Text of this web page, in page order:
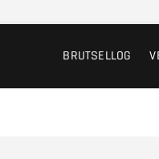
BRUTSELLOG